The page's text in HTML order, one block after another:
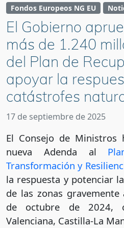
Fondos Europeos NG EU
El Gobierno
más de 1.240
del Plan de
apoyar la
catástrofes
17 de septiembre de 2025
El Consejo de Ministros
nueva Adenda al
Transformación y
la respuesta y potenciar
de las zonas
de octubre de 2024,
Valenciana, Castilla-La